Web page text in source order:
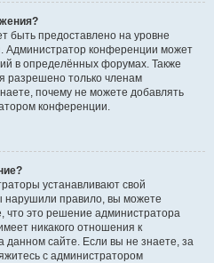
быть предоставлено на уровне
Администратор конференции может
в определённых форумах. Также
разрешено только членам
почему не можете добавлять
конференции.
устанавливают свой
нарушили правило, вы можете
что это решение администратора
никакого отношения к
сайте. Если вы не знаете, за
с администратором